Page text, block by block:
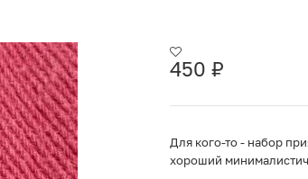
450 ₽
Для кого-то - набор
хороший